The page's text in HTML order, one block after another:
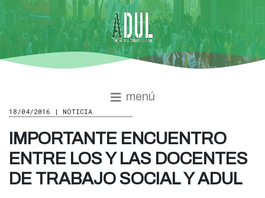
menú
18/04/2016 | NOTICIA
IMPORTANTE ENCUENTRO
ENTRE LOS Y LAS DOCENTES
DE TRABAJO SOCIAL Y ADUL